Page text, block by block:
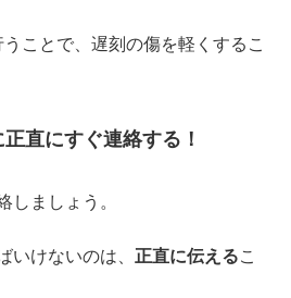
うことで、遅刻の傷を軽くするこ
直にすぐ連絡する！
しましょう。
いけないのは、 正直に伝えるこ